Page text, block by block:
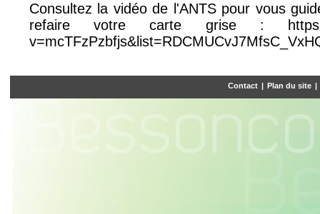
Consultez la vidéo de l'ANTS pour vous
refaire votre carte grise :
Contact | Plan du site |